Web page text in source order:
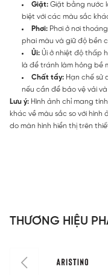
Giặt: Giặt bằng nước
biệt với các màu sắc
Phơi: Phơi ở nơi
phai màu và giữ độ bền
Ủi: Ủi ở nhiệt độ thấp
là để tránh làm hỏng bề
Chất tẩy: Hạn chế sử
nếu cần để bảo vệ vải
Lưu ý: Hình ảnh chỉ mang
khác về màu sắc so với hình
do màn hình hiển thị trên
THƯƠNG HIỆU